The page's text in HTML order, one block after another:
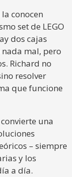
conocen
set de LEGO
dos cajas
nada mal, pero
Richard no
resolver
que funcione
una
– siempre
y los
a día.